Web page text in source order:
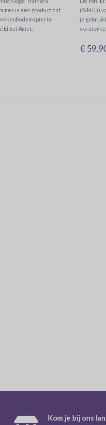
is een product dat
te
Set Amet..
(S/M/L))
je
€
Kom je bij ons